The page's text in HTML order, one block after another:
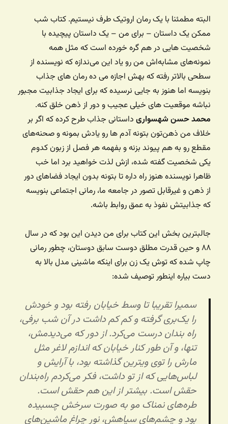
البته مطمئنا با یک رمان اروتیک طرف نیستیم. کتاب شب
ممکن یک داستان – برای من – یک داستان پیچیده با
شخصیت هایی در هم گره خورده است که مثل همه
نمونه‌های مشابه‌اش من رو یاد این می‌ندازه که نویسنده از
سطحی بالاتر رفته که بهش اجازه می ده رمان های جذاب
بنویسه اما هنوز به جایی نرسیده که برای ایجاد جذابیت مجبور
نباشه موقعیت های خیلی عجیب و دور از ذهن خلق کنه.
محمد حسن شهسواری داستانی جذاب طرح کرده که اگر بر
خلاف من ذهن‌تون بتونه آدم ها رو یادش بمونه و صحنه‌های
مقطع رو به هم پیوند بزنه و بفهمه هر فصل از زبون کدوم
یکی شخصیت گفته شده، ازش لذت خواهید برد اما خب
ظاهرا نویسنده هنوز راه داره تا بتونه بدون ایجاد فضاهای دور
از ذهن و غیرقابل تصور در جامعه ما، رمانی اجتماعی بنویسه
که جذابیتش نفوذ به عمق روابط باشه.
جالبترین بخش این کتاب برای من دیدن این بود که در سال
۸۸ و حین قدرت مطلق دوست سابق دوستان، چطور رمانی
چاپ شده که توش یک زن برای اینکه ماشینی مدل بالا به
دست بیاره اینطور توصیف شده:
سمیرا تقریبا تا وسط خیابان رفته بود و خودش
را یک‌بری گرفته و کم کم داشت در آن شب برفی،
راه بندان درست می‌کرد. از دور که می‌دیدمش،
تنها، و آن طور کنار خیابان که اندازم لاغر مثل
مارش را توی ویترین گذاشته بود، با آرایش و
لباس‌هایی که از تو داشت، فکر می‌کردم راه‌بندان
حقش است. بیشتر از این هم حقش است.
طره‌های نمناک مو به صورت سرخش چسبیده
بود و چشم‌های سیاهش، نور چراغ ماشین‌های